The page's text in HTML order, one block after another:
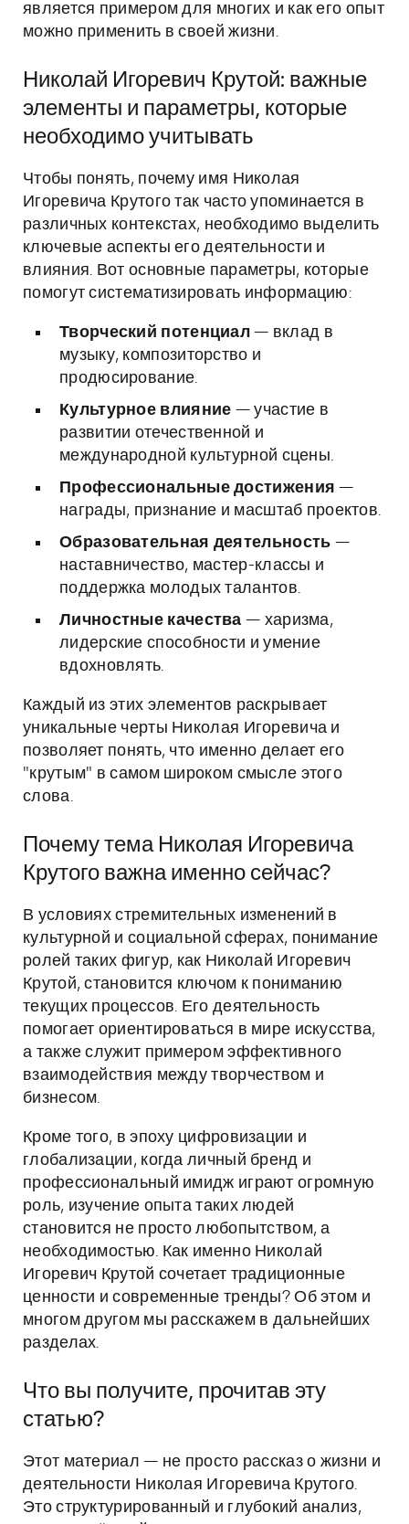
является примером для многих и как его опыт
можно применить в своей жизни.
Николай Игоревич Крутой: важные
элементы и параметры, которые
необходимо учитывать
Чтобы понять, почему имя Николая
Игоревича Крутого так часто упоминается в
различных контекстах, необходимо выделить
ключевые аспекты его деятельности и
влияния. Вот основные параметры, которые
помогут систематизировать информацию:
Творческий потенциал — вклад в
музыку, композиторство и
продюсирование.
Культурное влияние — участие в
развитии отечественной и
международной культурной сцены.
Профессиональные достижения —
награды, признание и масштаб проектов.
Образовательная деятельность —
наставничество, мастер-классы и
поддержка молодых талантов.
Личностные качества — харизма,
лидерские способности и умение
вдохновлять.
Каждый из этих элементов раскрывает
уникальные черты Николая Игоревича и
позволяет понять, что именно делает его
"крутым" в самом широком смысле этого
слова.
Почему тема Николая Игоревича
Крутого важна именно сейчас?
В условиях стремительных изменений в
культурной и социальной сферах, понимание
ролей таких фигур, как Николай Игоревич
Крутой, становится ключом к пониманию
текущих процессов. Его деятельность
помогает ориентироваться в мире искусства,
а также служит примером эффективного
взаимодействия между творчеством и
бизнесом.
Кроме того, в эпоху цифровизации и
глобализации, когда личный бренд и
профессиональный имидж играют огромную
роль, изучение опыта таких людей
становится не просто любопытством, а
необходимостью. Как именно Николай
Игоревич Крутой сочетает традиционные
ценности и современные тренды? Об этом и
многом другом мы расскажем в дальнейших
разделах.
Что вы получите, прочитав эту
статью?
Этот материал — не просто рассказ о жизни и
деятельности Николая Игоревича Крутого.
Это структурированный и глубокий анализ,